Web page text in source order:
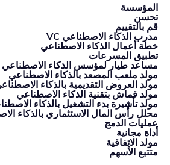
المؤسسة
تحسن
قم بالتقييم
مدرب الذكاء الاصطناعي VC
خطة أعمال الذكاء الاصطناعي
تطبيق المسرعات
مساعد طيار لمؤسس الذكاء الاصطناعي
مولد ملعب المصعد بالذكاء الاصطناعي
مولد العروض التقديمية بالذكاء
مولد قماش بتقنية الذكاء الاصطناعي
مولد تأشيرة بدء التشغيل بالذكاء
محلل رأس المال الاستثماري بالذكاء
عمليات الدمج
أداة مجانية
مولد الاتفاقية
متتبع الأسهم